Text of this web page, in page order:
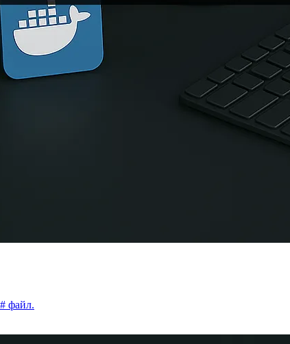
файл.